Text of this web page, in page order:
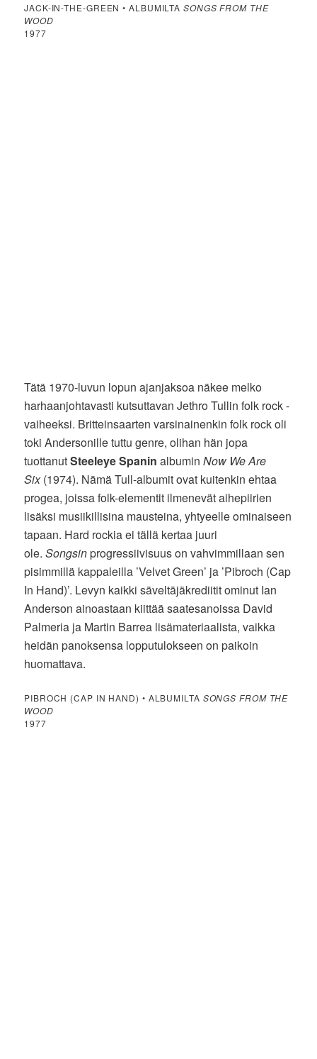
JACK-IN-THE-GREEN • ALBUMILTASONGS FROM THE
WOOD
1977
Tätä 1970-luvun lopun ajanjaksoa näkee melko
harhaanjohtavasti kutsuttavan Jethro Tullin folk rock -
vaiheeksi. Britteinsaarten varsinainenkin folk rock oli
toki Andersonille tuttu genre, olihan hän jopa
tuottanutSteeleye Spanin albuminNow We Are
Six(1974). Nämä Tull-albumit ovat kuitenkin ehtaa
progea, joissa folk-elementit ilmenevät aihepiirien
lisäksi musiikillisina mausteina, yhtyeelle ominaiseen
tapaan. Hard rockia ei tällä kertaa juuri
ole.Songsinprogressiivisuus on vahvimmillaan sen
pisimmillä kappaleilla ’Velvet Green’ ja ’Pibroch (Cap
In Hand)’. Levyn kaikki säveltäjäkrediitit ominut Ian
Anderson ainoastaan kiittää saatesanoissa David
Palmeria ja Martin Barrea lisämateriaalista, vaikka
heidän panoksensa lopputulokseen on paikoin
huomattava.
PIBROCH (CAP IN HAND) • ALBUMILTA SONGS FROM THE
WOOD
1977